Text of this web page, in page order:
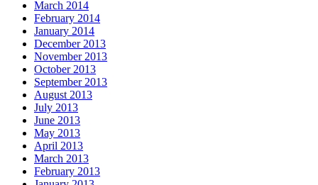
March 2014
February 2014
January 2014
December 2013
November 2013
October 2013
September 2013
August 2013
July 2013
June 2013
May 2013
April 2013
March 2013
February 2013